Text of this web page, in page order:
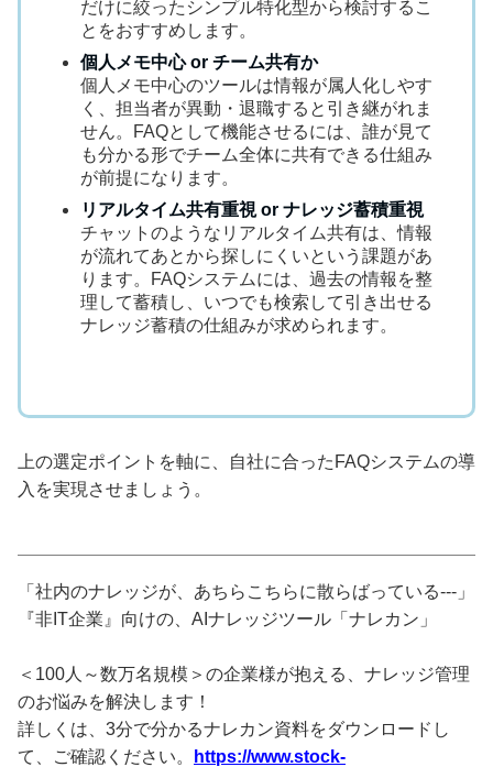
だけに絞ったシンプル特化型から検討するこ
とをおすすめします。
個人メモ中心 or チーム共有か
個人メモ中心のツールは情報が属人化しやす
く、担当者が異動・退職すると引き継がれま
せん。FAQとして機能させるには、誰が見て
も分かる形でチーム全体に共有できる仕組み
が前提になります。
リアルタイム共有重視 or ナレッジ蓄積重視
チャットのようなリアルタイム共有は、情報
が流れてあとから探しにくいという課題があ
ります。FAQシステムには、過去の情報を整
理して蓄積し、いつでも検索して引き出せる
ナレッジ蓄積の仕組みが求められます。
上の選定ポイントを軸に、自社に合ったFAQシステムの導
入を実現させましょう。
「社内のナレッジが、あちらこちらに散らばっている---」
『非IT企業』向けの、AIナレッジツール「ナレカン」
＜100人～数万名規模＞の企業様が抱える、ナレッジ管理
のお悩みを解決します！
詳しくは、3分で分かるナレカン資料をダウンロードし
て、ご確認ください。
https://www.stock-